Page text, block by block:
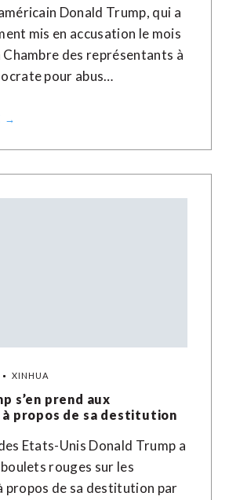
Donald Trump, qui a
mis en accusation le mois
des représentants à
pour abus…
→
XINHUA
s’en prend aux
propos de sa destitution
Etats-Unis Donald Trump a
rouges sur les
propos de sa destitution par